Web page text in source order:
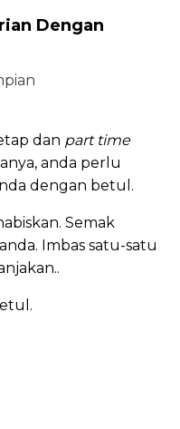
Dengan
dan part time
anda perlu
dengan betul.
Semak
Imbas satu-satu